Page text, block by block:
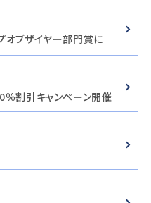
オブザイヤー部門賞に
％割引キャンペーン開催